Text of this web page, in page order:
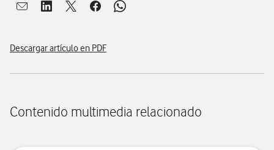
Abrir ventana para compartir en mail
Abrir ventana para compartir en linkedin
Abrir ventana para compartir en twitter
Abrir ventana para compartir en facebook
Abrir ventana para compartir en
Descargar artículo en PDF
Contenido multimedia relacionado